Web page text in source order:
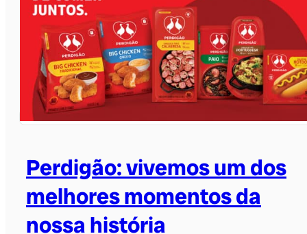
Perdigão: vivemos um dos
melhores momentos da
nossa história